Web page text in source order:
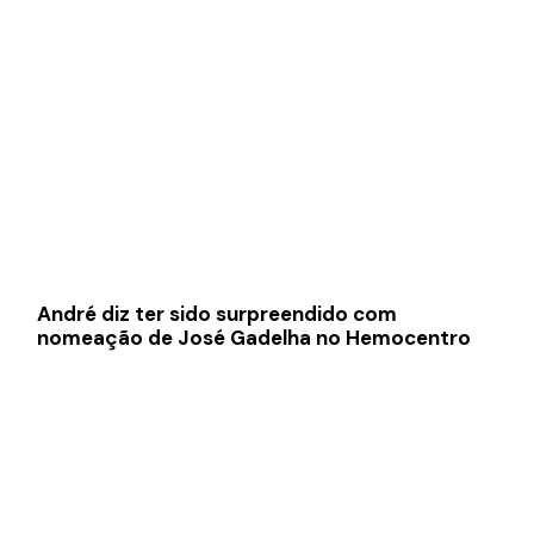
André diz ter sido surpreendido com
nomeação de José Gadelha no Hemocentro